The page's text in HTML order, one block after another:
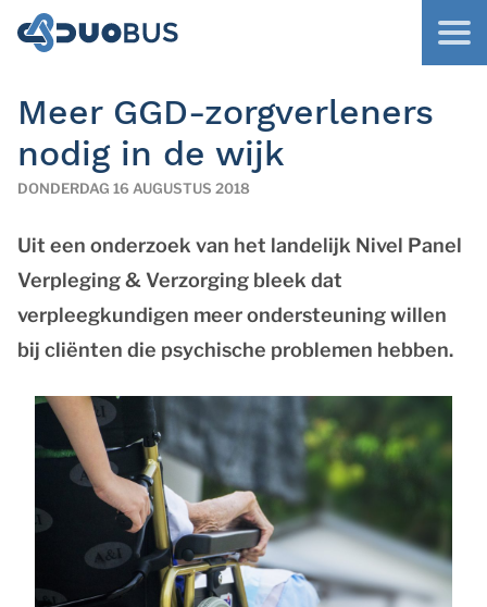
Meer GGD-zorgverleners
nodig in de wijk
DONDERDAG 16 AUGUSTUS 2018
Uit een onderzoek van het landelijk Nivel Panel
Verpleging & Verzorging bleek dat
verpleegkundigen meer ondersteuning willen
bij cliënten die psychische problemen hebben.